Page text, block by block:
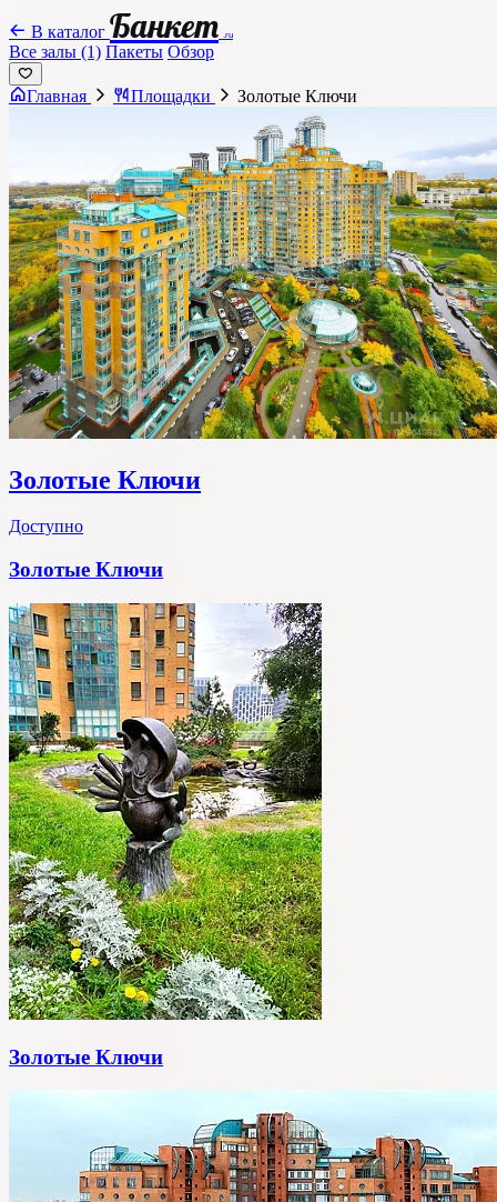
В каталог Банкет .ru
Все залы (1) Пакеты Обзор
Главная Площадки Золотые Ключи
Золотые Ключи
Доступно
Золотые Ключи
Золотые Ключи